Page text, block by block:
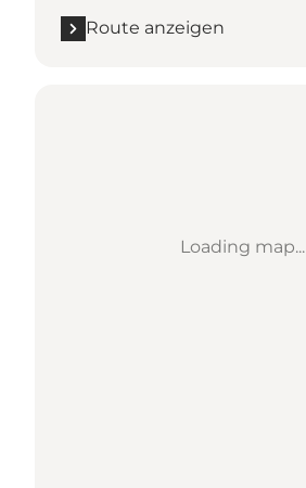
Route anzeigen
Loading map...